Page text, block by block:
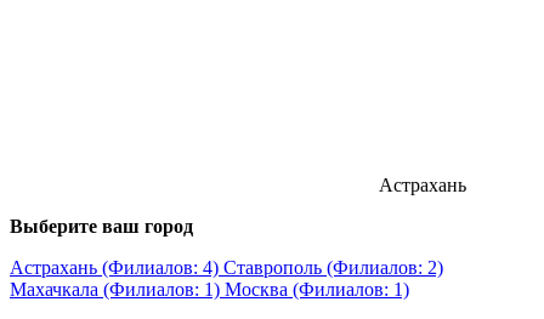
Астрахань
Выберите ваш город
Астрахань (Филиалов: 4) Ставрополь (Филиалов: 2)
Махачкала (Филиалов: 1) Москва (Филиалов: 1)